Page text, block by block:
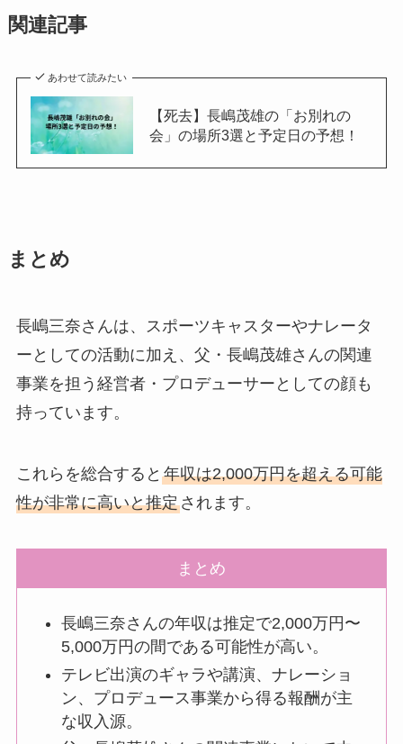
関連記事
あわせて読みたい
【死去】長嶋茂雄の「お別れの
会」の場所3選と予定日の予想！
まとめ
長嶋三奈さんは、スポーツキャスターやナレータ
ーとしての活動に加え、父・長嶋茂雄さんの関連
事業を担う経営者・プロデューサーとしての顔も
持っています。
これらを総合すると 年収は2,000万円を超える可能
性が非常に高いと推定されます。
まとめ
長嶋三奈さんの年収は推定で2,000万円〜
5,000万円の間である可能性が高い。
テレビ出演のギャラや講演、ナレーショ
ン、プロデュース事業から得る報酬が主
な収入源。